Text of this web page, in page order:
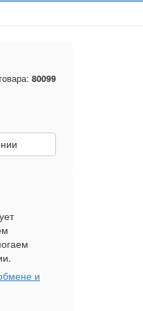
80099
и